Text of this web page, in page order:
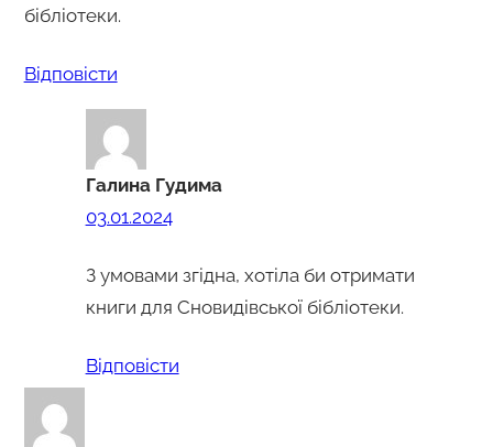
бібліотеки.
Відповіcти
Галина Гудима
03.01.2024
З умовами згідна, хотіла би отримати
книги для Сновидівської бібліотеки.
Відповіcти